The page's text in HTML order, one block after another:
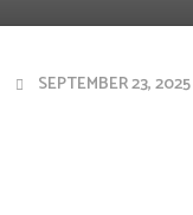
SEPTEMBER 23, 2025